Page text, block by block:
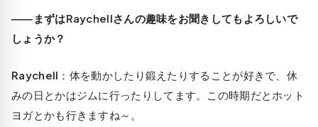
――まずはRaychellさんの趣味をお聞きしてもよろしいで
しょうか？
Raychell ：体を動かしたり鍛えたりすることが好きで、休
みの日とかはジムに行ったりしてます。この時期だとホット
ヨガとかも行きますね～。